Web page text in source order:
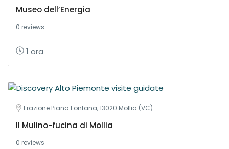
Museo dell’Energia
0 reviews
1 ora
Frazione Piana Fontana, 13020 Mollia (VC)
Il Mulino-fucina di Mollia
0 reviews